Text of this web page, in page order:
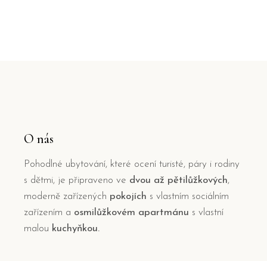
O nás
Pohodlné ubytování, které ocení turisté, páry i rodiny
s dětmi, je připraveno ve dvou až pětilůžkových,
moderně zařízených pokojích s vlastním sociálním
zařízením a osmilůžkovém apartmánu s vlastní
malou kuchyňkou.